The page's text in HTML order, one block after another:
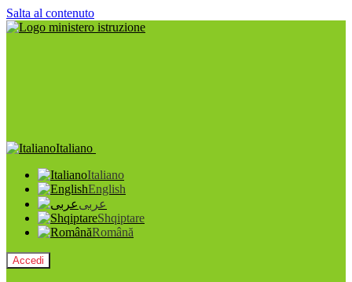
Salta al contenuto
Italiano
Italiano
English
عربى
Shqiptare
Română
Accedi